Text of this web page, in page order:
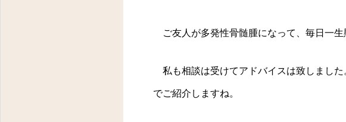
ご友人が多発性骨髄腫になって、毎日一生
私も相談は受けてアドバイスは致しまし
でご紹介しますね。